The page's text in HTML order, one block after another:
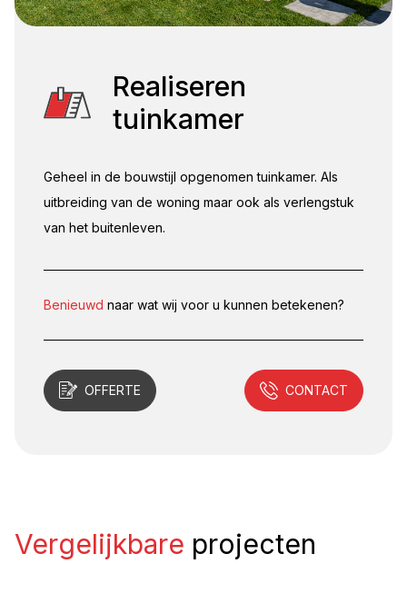
Realiseren
tuinkamer
Geheel in de bouwstijl opgenomen tuinkamer. Als
uitbreiding van de woning maar ook als verlengstuk
van het buitenleven.
Benieuwd naar wat wij voor u kunnen betekenen?
OFFERTE CONTACT
Vergelijkbare projecten